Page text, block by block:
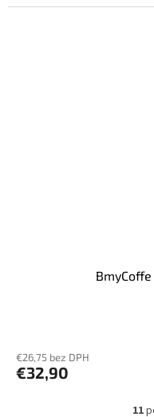
€26,75 bez DPH
€32,90
11